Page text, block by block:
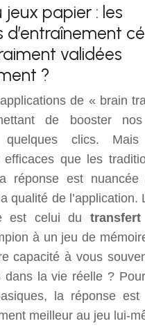
jeux papier : les
validées
?
de « brain
de booster
clics. Mais
efficaces que les
réponse est nuancée
qualité de l’application.
est celui du
à un jeu de
capacité à vous
dans la vie réelle ?
la réponse
meilleur au jeu lui-